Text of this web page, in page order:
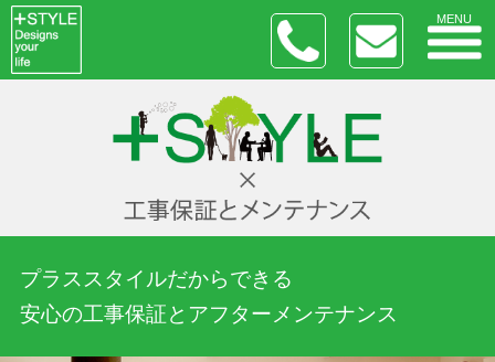
MENU
プラススタイルだからできる
安心の工事保証とアフターメンテナンス